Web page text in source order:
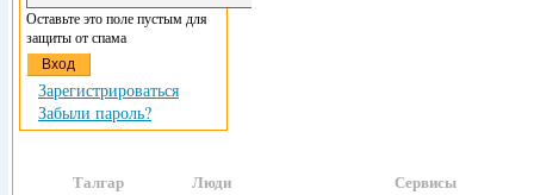
Оставьте это поле пустым для
защиты от спама
Зарегистрироваться
Забыли пароль?
Талгар Люди Сервисы